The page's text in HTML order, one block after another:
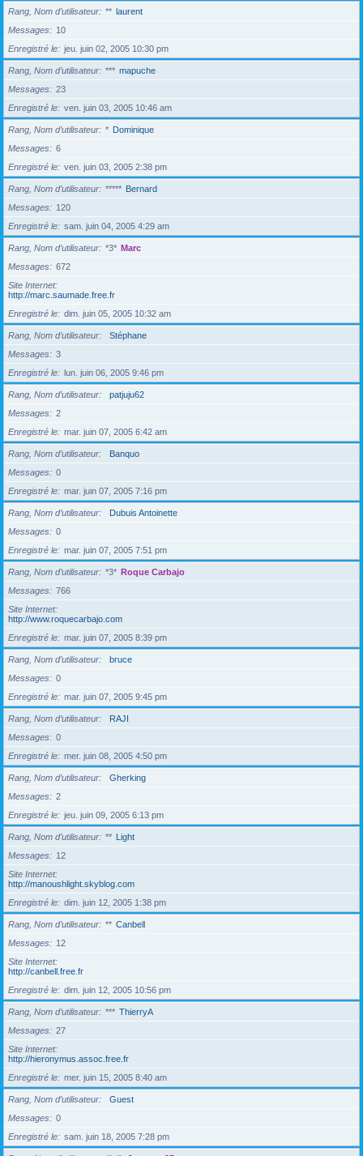
Rang, Nom d’utilisateur ** laurent
Messages
10
Enregistré le
jeu. juin 02, 2005 10:30 pm
Rang, Nom d’utilisateur *** mapuche
Messages
23
Enregistré le
ven. juin 03, 2005 10:46 am
Rang, Nom d’utilisateur * Dominique
Messages
6
Enregistré le
ven. juin 03, 2005 2:38 pm
Rang, Nom d’utilisateur ***** Bernard
Messages
120
Enregistré le
sam. juin 04, 2005 4:29 am
Rang, Nom d’utilisateur *3* Marc
Messages
672
Site Internet
http://marc.saumade.free.fr
Enregistré le
dim. juin 05, 2005 10:32 am
Rang, Nom d’utilisateur
Stéphane
Messages
3
Enregistré le
lun. juin 06, 2005 9:46 pm
Rang, Nom d’utilisateur
patjuju62
Messages
2
Enregistré le
mar. juin 07, 2005 6:42 am
Rang, Nom d’utilisateur
Banquo
Messages
0
Enregistré le
mar. juin 07, 2005 7:16 pm
Rang, Nom d’utilisateur
Dubuis Antoinette
Messages
0
Enregistré le
mar. juin 07, 2005 7:51 pm
Rang, Nom d’utilisateur *3* Roque Carbajo
Messages
766
Site Internet
http://www.roquecarbajo.com
Enregistré le
mar. juin 07, 2005 8:39 pm
Rang, Nom d’utilisateur
bruce
Messages
0
Enregistré le
mar. juin 07, 2005 9:45 pm
Rang, Nom d’utilisateur
RAJI
Messages
0
Enregistré le
mer. juin 08, 2005 4:50 pm
Rang, Nom d’utilisateur
Gherking
Messages
2
Enregistré le
jeu. juin 09, 2005 6:13 pm
Rang, Nom d’utilisateur ** Light
Messages
12
Site Internet
http://manoushlight.skyblog.com
Enregistré le
dim. juin 12, 2005 1:38 pm
Rang, Nom d’utilisateur ** Canbell
Messages
12
Site Internet
http://canbell.free.fr
Enregistré le
dim. juin 12, 2005 10:56 pm
Rang, Nom d’utilisateur *** ThierryA
Messages
27
Site Internet
http://hieronymus.assoc.free.fr
Enregistré le
mer. juin 15, 2005 8:40 am
Rang, Nom d’utilisateur
Guest
Messages
0
Enregistré le
sam. juin 18, 2005 7:28 pm